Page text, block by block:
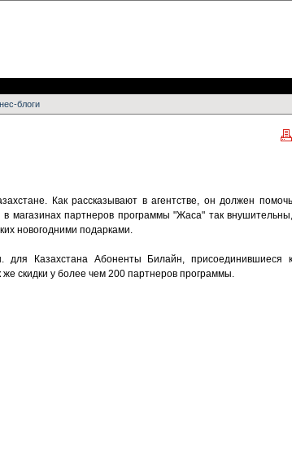
блоги
Как рассказывают в агентстве, он должен помочь
магазинах партнеров программы "Жаса" так внушительны,
новогодними подарками.
для Казахстана Абоненты Билайн, присоединившиеся к
скидки у более чем 200 партнеров программы.